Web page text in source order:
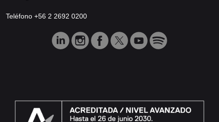
Teléfono +56 2 2692 0200